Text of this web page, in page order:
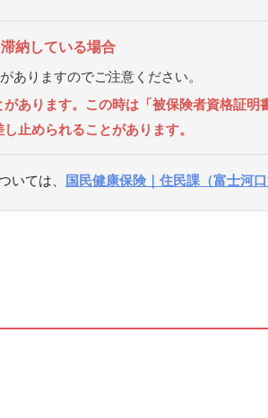
納している場合
ありますのでご注意ください。
あります。この時は「被保険者資格証明
止められることがあります。
いては、 国民健康保険｜住民課（富士河